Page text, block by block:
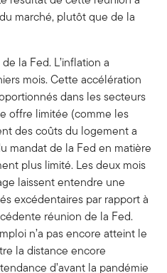
marché, plutôt que de la
la Fed. L’inflation a
mois. Cette accélération
dans les secteurs
offre limitée (comme les
des coûts du logement a
mandat de la Fed en matière
plus limité. Les deux mois
laissent entendre une
excédentaires par rapport à
réunion de la Fed.
n’a pas encore atteint le
la distance encore
d’avant la pandémie